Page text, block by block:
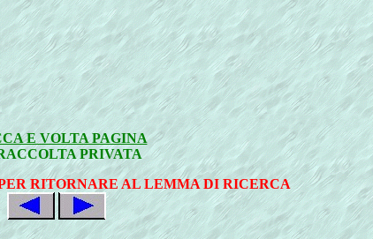
E VOLTA PAGINA
PRIVATA
RITORNARE AL LEMMA DI RICERCA